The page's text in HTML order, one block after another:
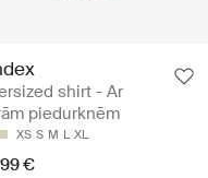
shirt - Ar
piedurknēm
XS S M L XL
€